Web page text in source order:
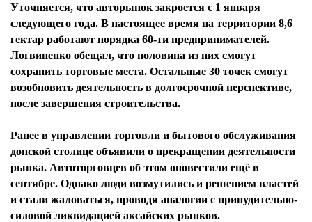
Уточняется, что авторынок закроется с 1 января
следующего года. В настоящее время на территории 8,6
гектар работают порядка 60-ти предпринимателей.
Логвиненко обещал, что половина из них смогут
сохранить торговые места. Остальные 30 точек смогут
возобновить деятельность в долгосрочной перспективе,
после завершения строительства.
Ранее в управлении торговли и бытового обслуживания
донской столице объявили о прекращении деятельности
рынка. Автоторговцев об этом оповестили ещё в
сентябре. Однако люди возмутились и решением властей
и стали жаловаться, проводя аналогии с принудительно-
силовой ликвидацией аксайских рынков.